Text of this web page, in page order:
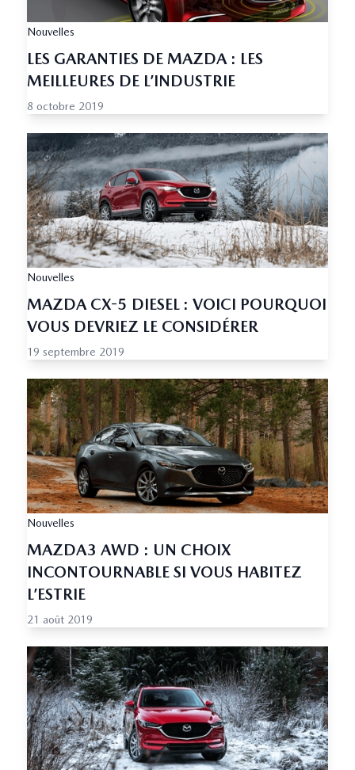
Nouvelles
LES GARANTIES DE MAZDA : LES
MEILLEURES DE L’INDUSTRIE
8 octobre 2019
Nouvelles
MAZDA CX-5 DIESEL : VOICI POURQUOI
VOUS DEVRIEZ LE CONSIDÉRER
19 septembre 2019
Nouvelles
MAZDA3 AWD : UN CHOIX
INCONTOURNABLE SI VOUS HABITEZ
L’ESTRIE
21 août 2019